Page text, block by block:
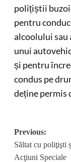
polițiștii
pentru
alcoolului sau
unui
și pentru
condus pe
deține permis
Post
Previous:
Săltat cu poliţişti
Acţiuni Speciale